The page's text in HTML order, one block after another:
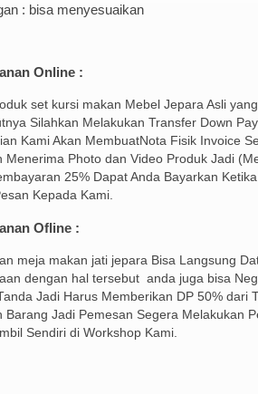
: bisa menyesuaikan
Online :
set kursi makan Mebel Jepara Asli
Silahkan Melakukan Transfer Down
Kami Akan MembuatNota Fisik Invoice
Menerima Photo dan Video Produk Jadi
25% Dapat Anda Bayarkan
Kepada Kami.
Ofline :
meja makan jati jepara Bisa Langsung
dengan hal tersebut anda juga bisa
Jadi Harus Memberikan DP 50% dari
Barang Jadi Pemesan Segera Melakukan
Sendiri di Workshop Kami.